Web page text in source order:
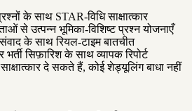
के साथ STAR-विधि साक्षात्कार
से उत्पन्न भूमिका-विशिष्ट प्रश्न योजनाएँ
के साथ रियल-टाइम बातचीत
सिफ़ारिश के साथ व्यापक रिपोर्ट
साक्षात्कार दे सकते हैं, कोई शेड्यूलिंग बाधा नहीं